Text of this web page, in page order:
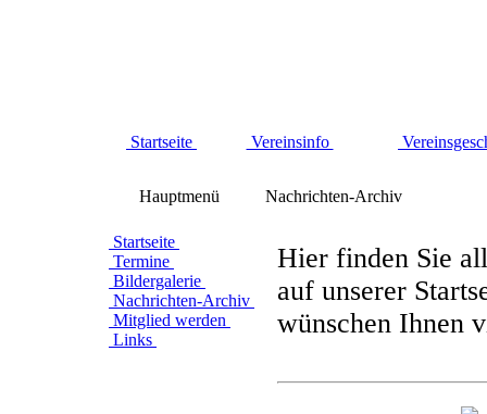
Startseite Vereinsinfo
Hauptmenü
Startseite
Termine
Bildergalerie
Nachrichten-Archiv
Mitglied werden
Links
Nachrichten-Archiv
Hier finden Sie
auf unserer
wünschen Ihnen